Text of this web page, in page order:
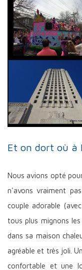
Et on dort où à
Nous avions opté
n'avons vraiment
couple adorable
tous plus mignons
dans sa maison
agréable et très joli.
confortable et une